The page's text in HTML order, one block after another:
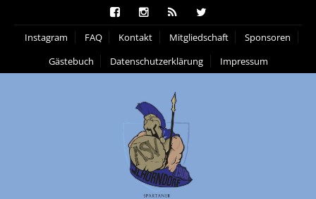
Instagram FAQ Kontakt Mitgliedschaft
Sponsoren
Gästebuch
Datenschutzerklärung Impressum